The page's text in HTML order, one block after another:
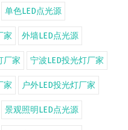
单色LED点光源
家 外墙LED点光源
厂家 宁波LED投光灯厂家
家 户外LED投光灯厂家
景观照明LED点光源